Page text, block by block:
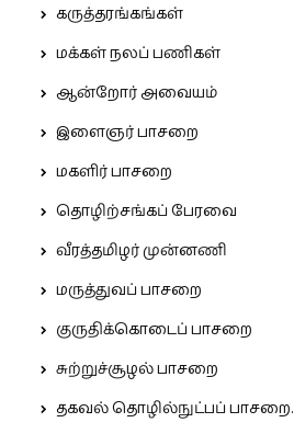
கருத்தரங்கங்கள்
மக்கள் நலப் பணிகள்
ஆன்றோர் அவையம்
இளைஞர் பாசறை
மகளிர் பாசறை
தொழிற்சங்கப் பேரவை
வீரத்தமிழர் முன்னணி
மருத்துவப் பாசறை
குருதிக்கொடைப் பாசறை
சுற்றுச்சூழல் பாசறை
தகவல் தொழில்நுட்பப் பாசறை.